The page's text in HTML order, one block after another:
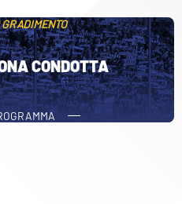
CONDOTTA